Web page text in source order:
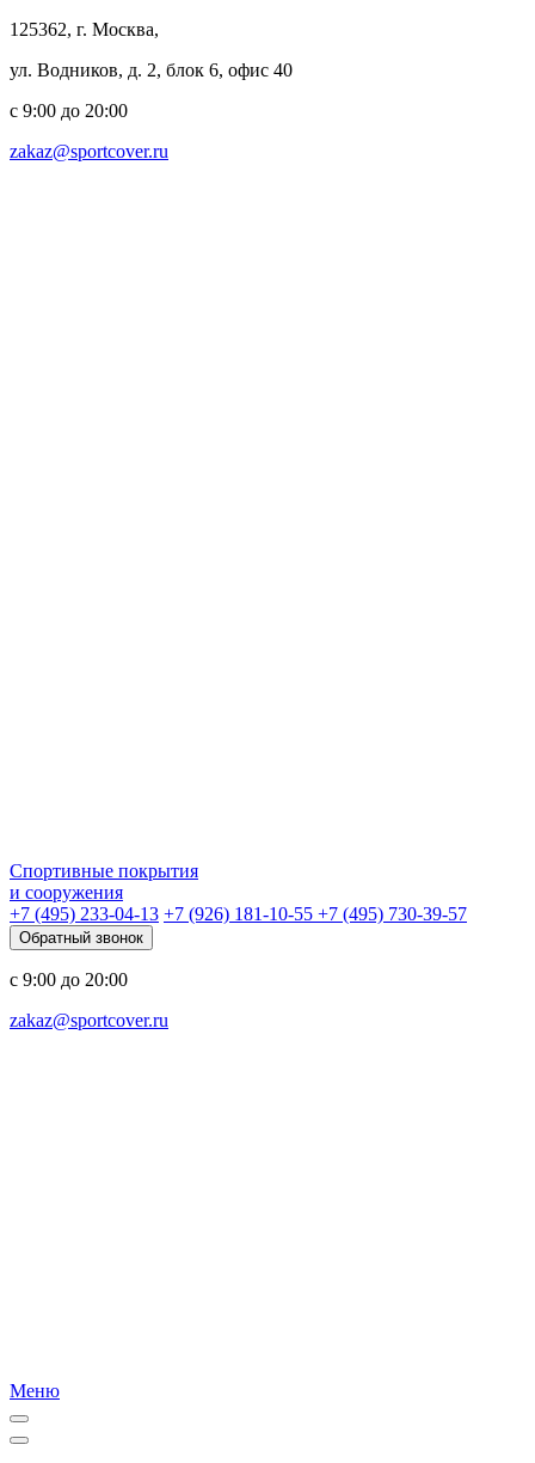
125362, г. Москва,
ул. Водников, д. 2, блок 6, офис 40
с 9:00 до 20:00
zakaz@sportcover.ru
Спортивные покрытия
и сооружения
+7 (495) 233-04-13 +7 (926) 181-10-55 +7 (495) 730-39-57
Обратный звонок
с 9:00 до 20:00
zakaz@sportcover.ru
Меню